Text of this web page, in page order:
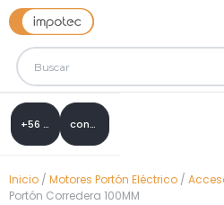
+56 9 8288 0307 contacto@impotec.cl
Inicio / Motores Portón Eléctrico /
Portón Corredera 100MM